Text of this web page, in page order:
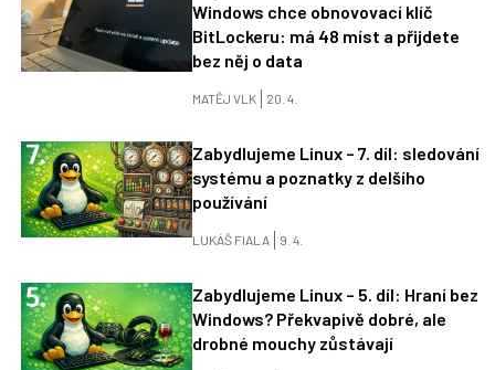
Windows chce obnovovací klíč
BitLockeru: má 48 míst a přijdete
bez něj o data
MATĚJ VLK 20. 4.
Zabydlujeme Linux – 7. díl: sledování
systému a poznatky z delšího
používání
LUKÁŠ FIALA 9. 4.
Zabydlujeme Linux – 5. díl: Hraní bez
Windows? Překvapivě dobré, ale
drobné mouchy zůstávají